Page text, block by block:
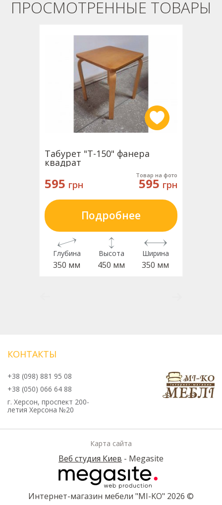
ПРОСМОТРЕННЫЕ ТОВАРЫ
Табурет "Т-150" фанера
квадрат
595 грн
Товар на фото
595 грн
Подробнее
Глубина
350 мм
Высота
450 мм
Ширина
350 мм
КОНТАКТЫ
+38 (098) 881 95 08
+38 (050) 066 64 88
г. Херсон, проспект 200-
летия Херсона №20
Интернет-магазин мебели "МI-KO" 2026 ©
Карта сайта
Веб студия Киев - Megasite